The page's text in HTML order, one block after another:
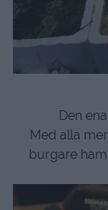
Den
Med alla
burgare